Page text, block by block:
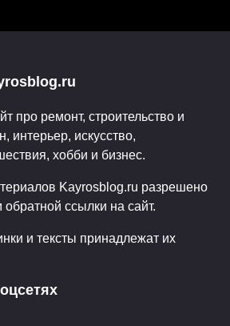
про ремонт, строительство и
интерьер, искусство,
хобби и бизнес.
Kayrosblog.ru разрешено
обратной ссылки на сайт.
и тексты принадлежат их